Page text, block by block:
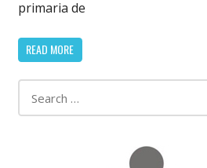
primaria de
READ MORE